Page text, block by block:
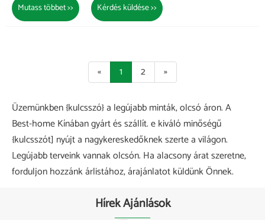
Mutass többet >> Kérdés küldése >>
« 1 2 »
Üzemünkben {kulcsszó} a legújabb minták, olcsó áron. A
Best-home Kínában gyárt és szállít. e kiváló minőségű
{kulcsszót] nyújt a nagykereskedőknek szerte a világon.
Legújabb terveink vannak olcsón. Ha alacsony árat szeretne,
forduljon hozzánk árlistához, árajánlatot küldünk Önnek.
Hírek Ajánlások